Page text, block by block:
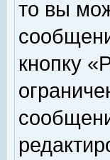
то вы
кнопку